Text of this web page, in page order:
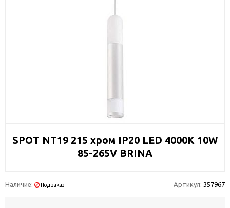
SPOT NT19 215 хром IP20 LED 4000К 10W
85-265V BRINA
Наличие: Под заказ Артикул: 357967